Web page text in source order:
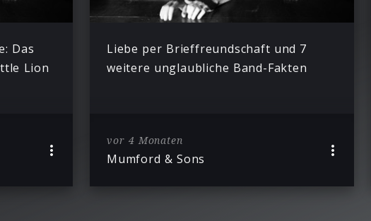
Das
Lion
Liebe per Brieffreundschaft und 7
weitere unglaubliche Band-Fakten
vor 4 Monaten
Mumford & Sons